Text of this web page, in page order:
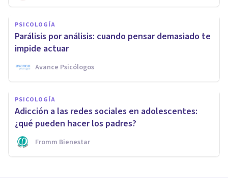
PSICOLOGÍA
Parálisis por análisis: cuando pensar demasiado te
impide actuar
Avance Psicólogos
PSICOLOGÍA
Adicción a las redes sociales en adolescentes:
¿qué pueden hacer los padres?
Fromm Bienestar